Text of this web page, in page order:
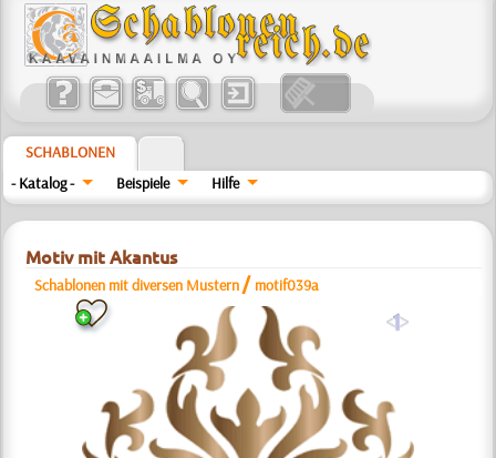
SCHABLONEN
- Katalog -
Beispiele Hilfe
Motiv mit Akantus
Schablonen mit diversen Mustern / motif039a
a